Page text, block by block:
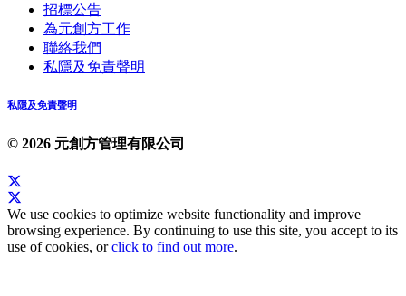
招標公告
為元創方工作
聯絡我們
私隱及免責聲明
私隱及免責聲明
© 2026 元創方管理有限公司
We use cookies to optimize website functionality and improve
browsing experience. By continuing to use this site, you accept to its
use of cookies, orclick to find out more.